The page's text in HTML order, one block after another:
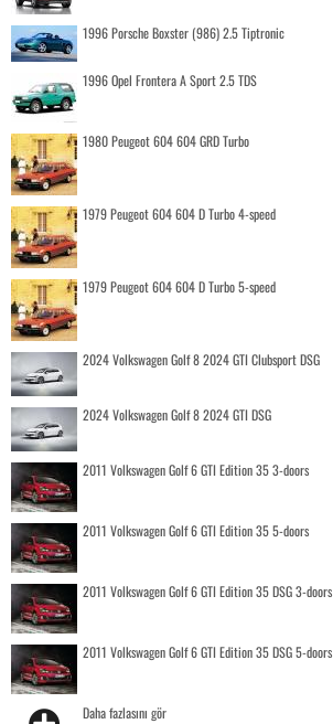
1996 Porsche Boxster (986) 2.5 Tiptronic
1996 Opel Frontera A Sport 2.5 TDS
1980 Peugeot 604 604 GRD Turbo
1979 Peugeot 604 604 D Turbo 4-speed
1979 Peugeot 604 604 D Turbo 5-speed
2024 Volkswagen Golf 8 2024 GTI Clubsport DSG
2024 Volkswagen Golf 8 2024 GTI DSG
2011 Volkswagen Golf 6 GTI Edition 35 3-doors
2011 Volkswagen Golf 6 GTI Edition 35 5-doors
2011 Volkswagen Golf 6 GTI Edition 35 DSG 3-doors
2011 Volkswagen Golf 6 GTI Edition 35 DSG 5-doors
Daha fazlasını gör